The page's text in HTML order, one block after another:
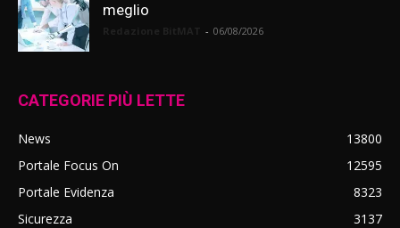
meglio
- 06/08/2026
CATEGORIE PIÙ LETTE
News
13800
Portale Focus On
12595
Portale Evidenza
8323
Sicurezza
3137